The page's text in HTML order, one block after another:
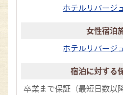
ホテルリバージ
ホテルリバージ
卒業まで保証 （最短日数